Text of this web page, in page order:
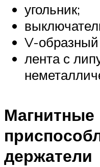
угольник;
V-образный
лента с
Магнитные
держатели